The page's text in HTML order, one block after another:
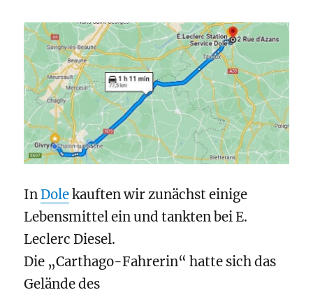
InDolekauften wir zunächst einige
Lebensmittel ein und tankten bei E.
Leclerc Diesel.
Die „Carthago-Fahrerin“hatte sich das
Gelände des